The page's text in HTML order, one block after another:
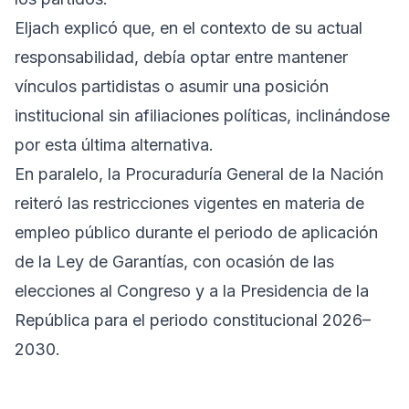
Eljach explicó que, en el contexto de su actual
responsabilidad, debía optar entre mantener
vínculos partidistas o asumir una posición
institucional sin afiliaciones políticas, inclinándose
por esta última alternativa.
En paralelo, la Procuraduría General de la Nación
reiteró las restricciones vigentes en materia de
empleo público durante el periodo de aplicación
de la Ley de Garantías, con ocasión de las
elecciones al Congreso y a la Presidencia de la
República para el periodo constitucional 2026–
2030.